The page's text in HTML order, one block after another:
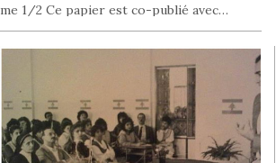
1/2 Ce papier est co-publié avec…